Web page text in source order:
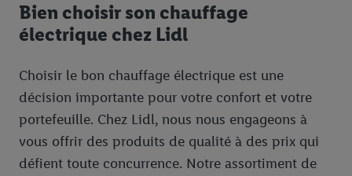
Bien choisir son chauffage
électrique chez Lidl
Choisir le bon chauffage électrique est une
décision importante pour votre confort et votre
portefeuille. Chez Lidl, nous nous engageons à
vous offrir des produits de qualité à des prix qui
défient toute concurrence. Notre assortiment de